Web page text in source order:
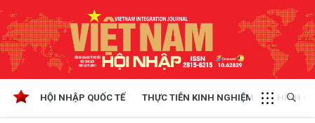
HỘI NHẬP QUỐC TẾ THỰC TIỄN KINH NGHIỆM CHÍNH